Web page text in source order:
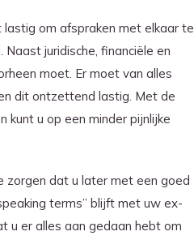
lastig om afspraken met elkaar te
juridische, financiële en
moet. Er moet van alles
dit ontzettend lastig. Met de
kunt u op een minder pijnlijke
zorgen dat u later met een goed
terms” blijft met uw ex-
u er alles aan gedaan hebt om